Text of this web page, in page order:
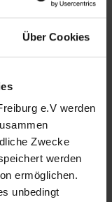
Über Cookies
e.V werden
Zwecke
werden
ermöglichen.
unbedingt